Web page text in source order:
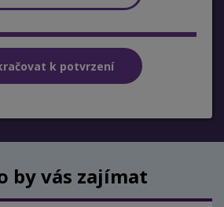
by vás zajímat